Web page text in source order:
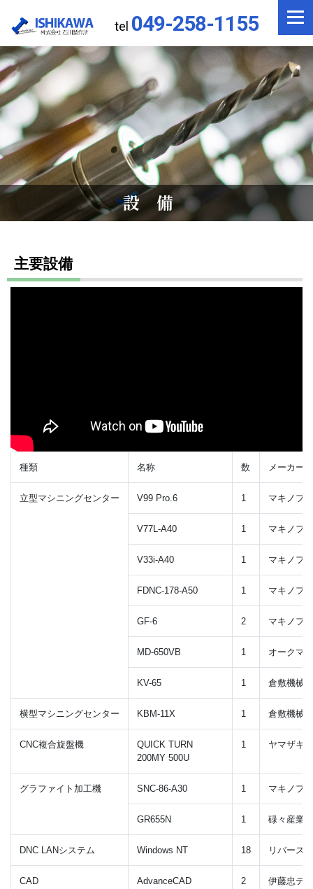
tel 049-258-1155
設備
主要設備
種類 名称 数 メーカー
立型マシニングセンター V99 Pro.6 1 マキノフ
V77L-A40 1 マキノフ
V33i-A40 1 マキノフ
FDNC-178-A50 1 マキノフ
GF-6 2 マキノフ
MD-650VB 1 オークマ
KV-65 1 倉敷機械
横型マシニングセンター KBM-11X 1 倉敷機械
CNC複合旋盤機
QUICK TURN
200MY 500U
1 ヤマザキ
グラファイト加工機 SNC-86-A30 1 マキノフ
GR655N 1 碌々産業
DNC LANシステム Windows NT 18 リバース
CAD AdvanceCAD 2 伊藤忠テ